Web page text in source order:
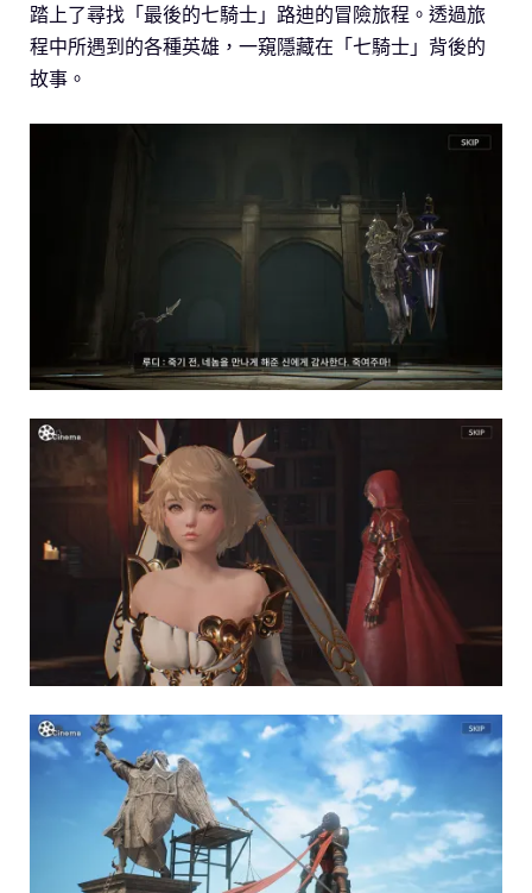
踏上了尋找「最後的七騎士」路迪的冒險旅程。透過旅
程中所遇到的各種英雄，一窺隱藏在「七騎士」背後的
故事。